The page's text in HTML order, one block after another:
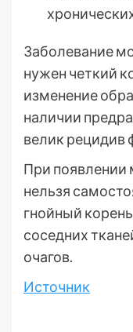
Заболевание
нужен четкий
изменение
наличии
велик рецидив
При появлении
нельзя
гнойный
соседних
очагов.
Источник